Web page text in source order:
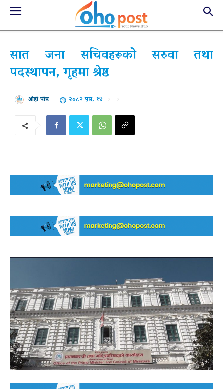
सात जना सचिवहरूको सरुवा तथा
पदस्थापन, गृहमा श्रेष्ठ
ओहो पोष्ट २०८२ पुस, १४